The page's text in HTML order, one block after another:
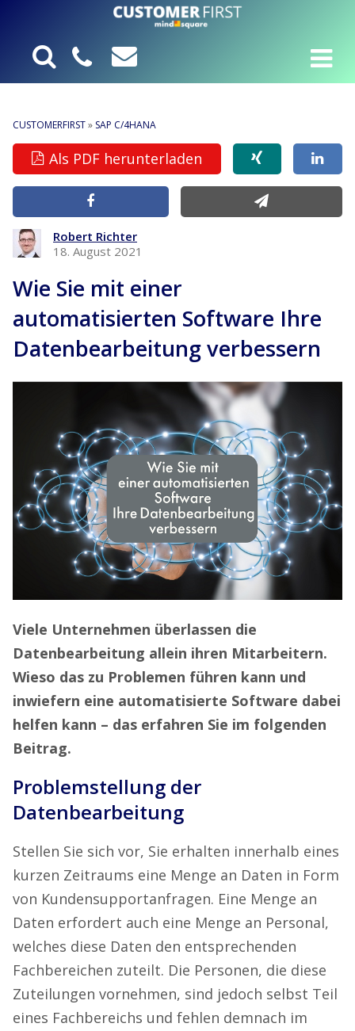
CUSTOMERFIRST» SAP C/4HANA
Als PDF herunterladen
Robert Richter
18. August 2021
Wie Sie mit einer
automatisierten Software Ihre
Datenbearbeitung verbessern
Viele Unternehmen überlassen die
Datenbearbeitung allein ihren Mitarbeitern.
Wieso das zu Problemen führen kann und
inwiefern eine automatisierte Software dabei
helfen kann – das erfahren Sie im folgenden
Beitrag.
Problemstellung der
Datenbearbeitung
Stellen Sie sich vor, Sie erhalten innerhalb eines
kurzen Zeitraums eine Menge an Daten in Form
von Kundensupportanfragen. Eine Menge an
Daten erfordert auch eine Menge an Personal,
welches diese Daten den entsprechenden
Fachbereichen zuteilt. Die Personen, die diese
Zuteilungen vornehmen, sind jedoch selbst Teil
eines Fachbereichs und fehlen demnach im